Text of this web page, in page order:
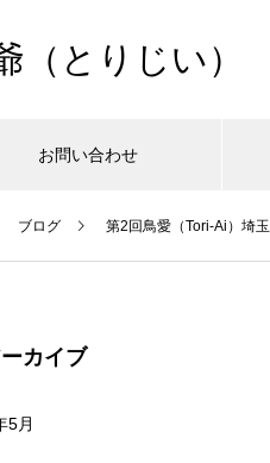
（とりじい）
お問い合わせ
ブログ 第2回鳥愛（Tori-Ai）埼玉
カイブ
5月